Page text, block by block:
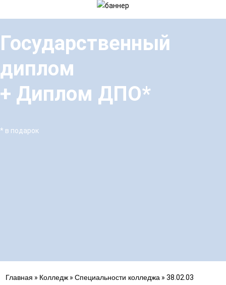
Государственный
диплом
+ Диплом ДПО*
* в подарок
Главная » Колледж »Специальности колледжа »38.02.03